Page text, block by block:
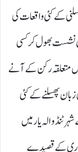
کے کئی واقعات کی
نشست بھول کر کسی
متعلقہ رکن کے آنے
پھسلنے کے کئی
سندھ کے شہر ٹنڈو الہ یار میں
کے قصیدے